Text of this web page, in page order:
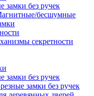
замки без ручек
бесшумные
секретности
замки без ручек
замки без ручек